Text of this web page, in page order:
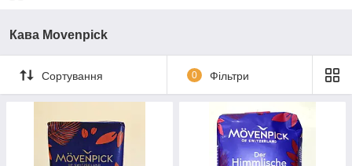
Кава Movenpick
Сортування 0 Фільтри